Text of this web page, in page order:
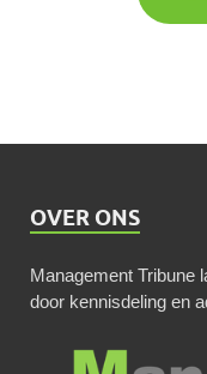
OVER ONS
Management Tribune
door kennisdeling en